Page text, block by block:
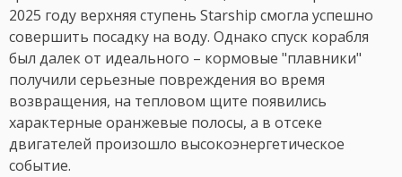
2025 году верхняя ступень Starship смогла успешно
совершить посадку на воду. Однако спуск корабля
был далек от идеального – кормовые "плавники"
получили серьезные повреждения во время
возвращения, на тепловом щите появились
характерные оранжевые полосы, а в отсеке
двигателей произошло высокоэнергетическое
событие.